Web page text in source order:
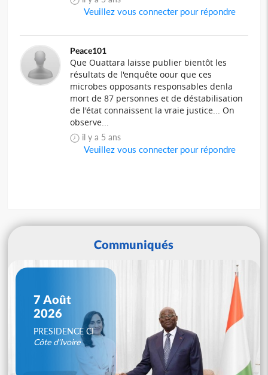
Veuillez vous connecter pour répondre
Peace101
Que Ouattara laisse publier bientôt les
résultats de l'enquête oour que ces
microbes opposants responsables denla
mort de 87 personnes et de déstabilisation
de l'état connaissent la vraie justice... On
observe...
il y a 5 ans
Veuillez vous connecter pour répondre
Communiqués
7 Août
2026
PRESIDENCE CI
Côte d'Ivoire